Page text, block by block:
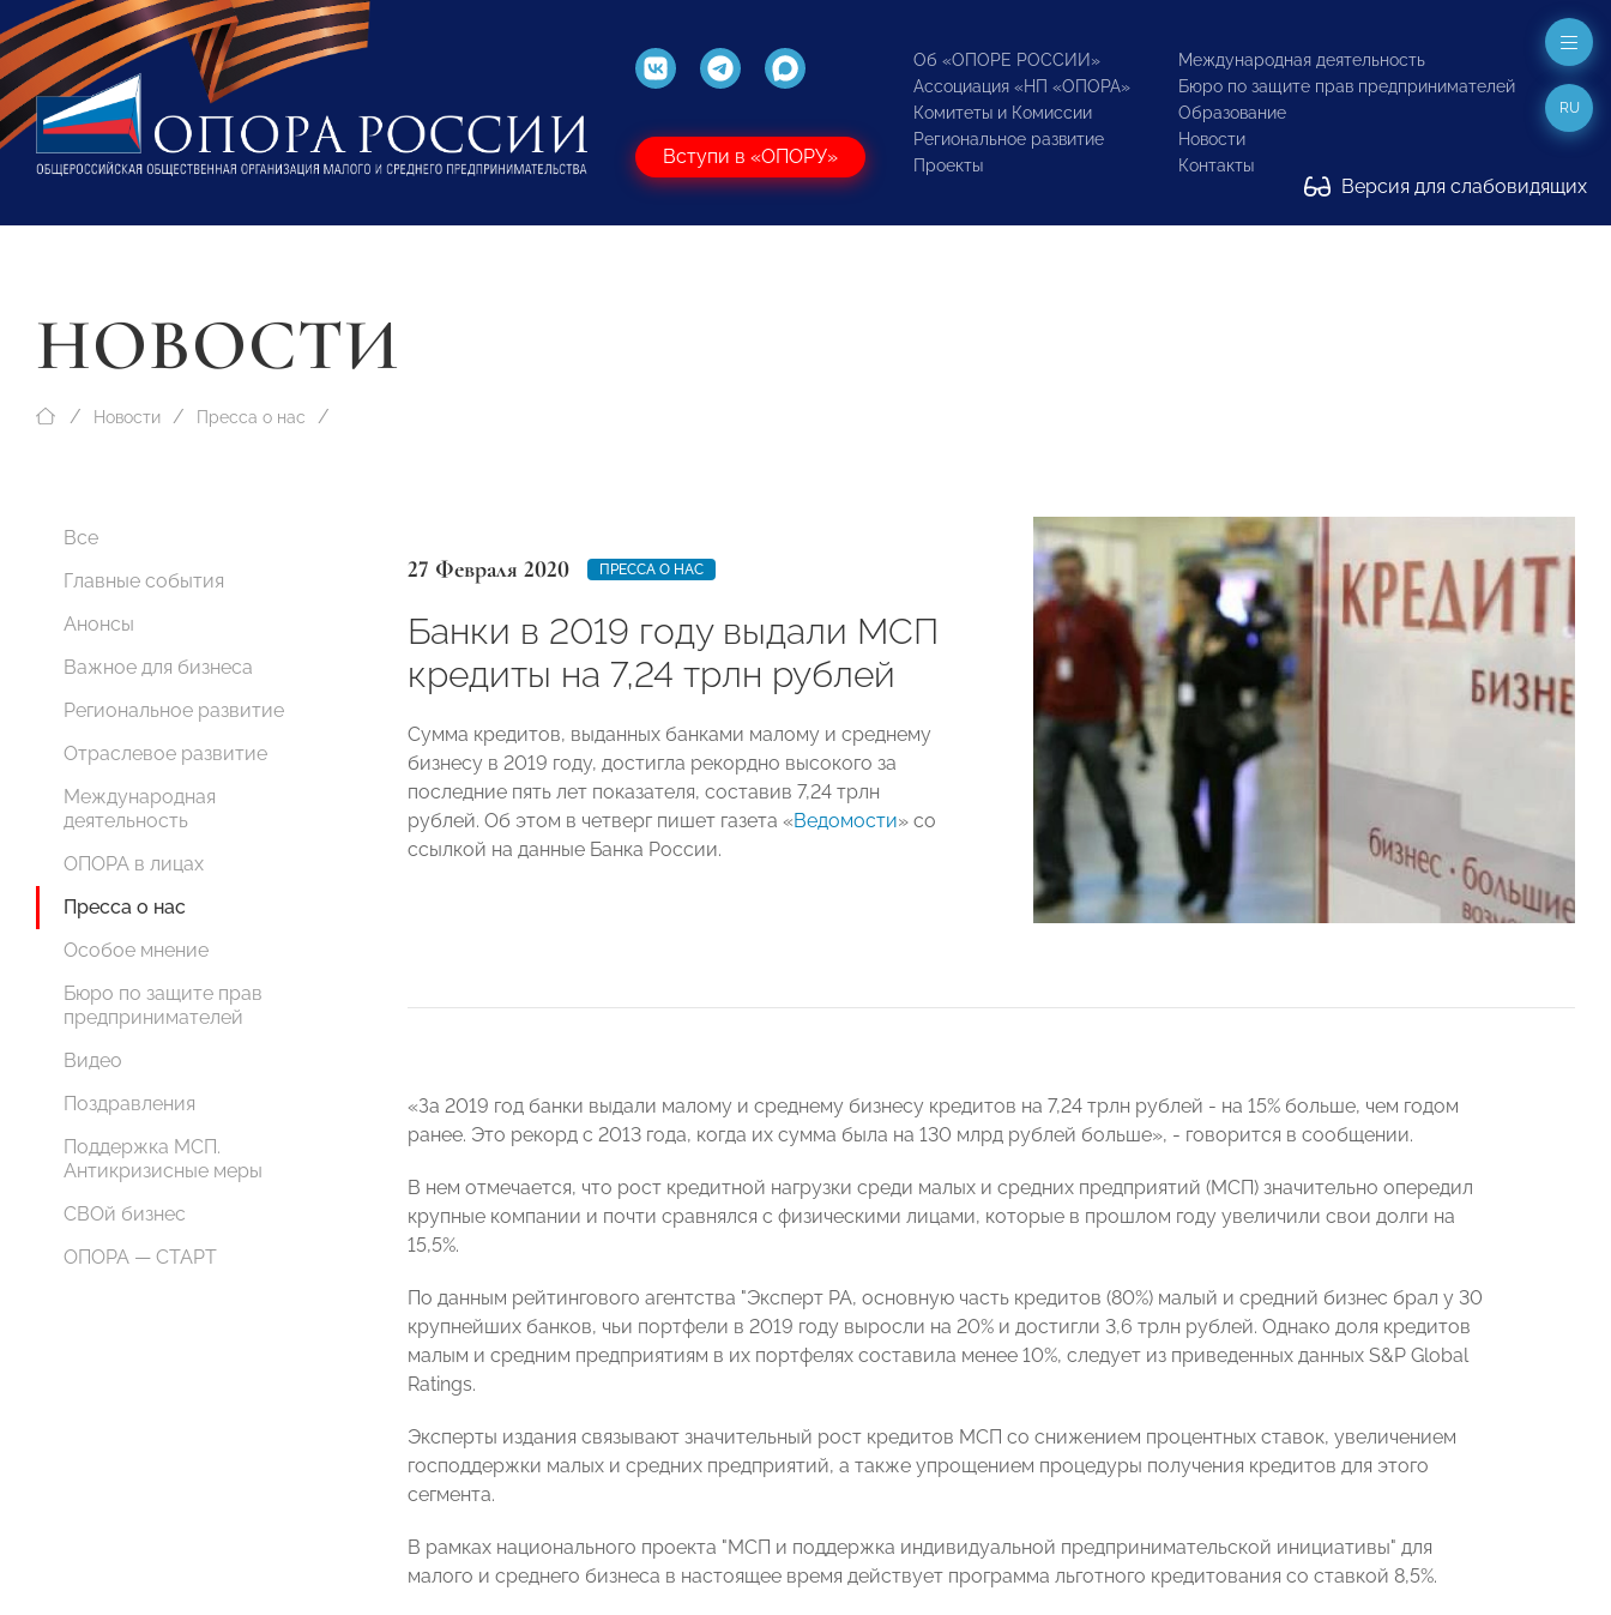
Вступи в «ОПОРУ»
Об «ОПОРЕ РОССИИ»
Ассоциация «НП «ОПОРА»
Комитеты и Комиссии
Региональное развитие
Проекты
Международная деятельность
Бюро по защите прав предпринимателей
Образование
Новости
Контакты
Версия для слабовидящих
RU
НОВОСТИ
Новости Пресса о нас
Все
Главные события
Анонсы
Важное для бизнеса
Региональное развитие
Отраслевое развитие
Международная
деятельность
ОПОРА в лицах
Пресса о нас
Особое мнение
Бюро по защите прав
предпринимателей
Видео
Поздравления
Поддержка МСП.
Антикризисные меры
СВОй бизнес
ОПОРА — СТАРТ
27 Февраля 2020 ПРЕССА О НАС
Банки в 2019 году выдали МСП
кредиты на 7,24 трлн рублей
Сумма кредитов, выданных банками малому и среднему
бизнесу в 2019 году, достигла рекордно высокого за
последние пять лет показателя, составив 7,24 трлн
рублей. Об этом в четверг пишет газета «Ведомости» со
ссылкой на данные Банка России.
«За 2019 год банки выдали малому и среднему бизнесу кредитов на 7,24 трлн рублей - на 15% больше, чем годом
ранее. Это рекорд с 2013 года, когда их сумма была на 130 млрд рублей больше», - говорится в сообщении.
В нем отмечается, что рост кредитной нагрузки среди малых и средних предприятий (МСП) значительно опередил
крупные компании и почти сравнялся с физическими лицами, которые в прошлом году увеличили свои долги на
15,5%.
По данным рейтингового агентства "Эксперт РА, основную часть кредитов (80%) малый и средний бизнес брал у 30
крупнейших банков, чьи портфели в 2019 году выросли на 20% и достигли 3,6 трлн рублей. Однако доля кредитов
малым и средним предприятиям в их портфелях составила менее 10%, следует из приведенных данных S&P Global
Ratings.
Эксперты издания связывают значительный рост кредитов МСП со снижением процентных ставок, увеличением
господдержки малых и средних предприятий, а также упрощением процедуры получения кредитов для этого
сегмента.
В рамках национального проекта "МСП и поддержка индивидуальной предпринимательской инициативы" для
малого и среднего бизнеса в настоящее время действует программа льготного кредитования со ставкой 8,5%.